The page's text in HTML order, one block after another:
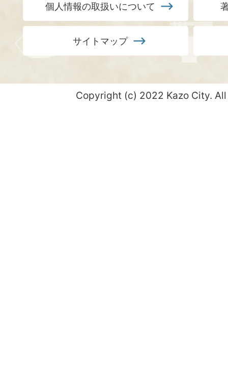
個人情報の取扱いについて
サイトマップ
Copyright (c) 2022 Kazo City.